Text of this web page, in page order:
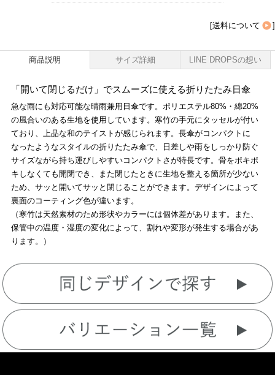
[送料について ]
商品説明 サイズ詳細 LINE DROPSの想い
「開いて閉じるだけ」でスムーズに使える折りたたみ日傘
急な雨にも対応可能な晴雨兼用日傘です。ポリエステル80%・綿20%
の風合いのある生地を使用しています。寒竹の手元にタッセルが付い
ており、上品な和のテイストが感じられます。長傘がコンパクトに
なったようなスタイルの折りたたみ傘で、日差しや雨をしっかり防ぐ
サイズながら持ち運びしやすいコンパクトさが特長です。骨をポキポ
キしなくても開閉でき、また閉じたときに生地を整える箇所が少ない
ため、サッと開いてサッと閉じることができます。デザインによって
裏面のコーティング色が違います。
（寒竹は天然素材のため形状やカラーには個体差があります。また、
保管中の温度・湿度の変化によって、割れや変形が発生する場合があ
ります。）